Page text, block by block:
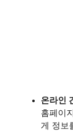
온라인
홈페이
게 정보